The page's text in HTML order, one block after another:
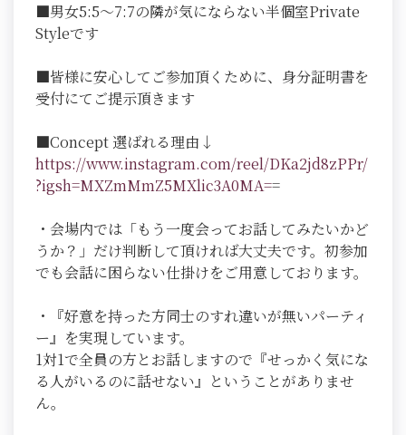
■男女5:5～7:7の隣が気にならない半個室Private
Styleです
■皆様に安心してご参加頂くために、身分証明書を
受付にてご提示頂きます
■Concept 選ばれる理由↓
https://www.instagram.com/reel/DKa2jd8zPPr/
?igsh=MXZmMmZ5MXlic3A0MA==
・会場内では「もう一度会ってお話してみたいかど
うか？」だけ判断して頂ければ大丈夫です。初参加
でも会話に困らない仕掛けをご用意しております。
・『好意を持った方同士のすれ違いが無いパーティ
ー』を実現しています。
1対1で全員の方とお話しますので『せっかく気にな
る人がいるのに話せない』ということがありませ
ん。